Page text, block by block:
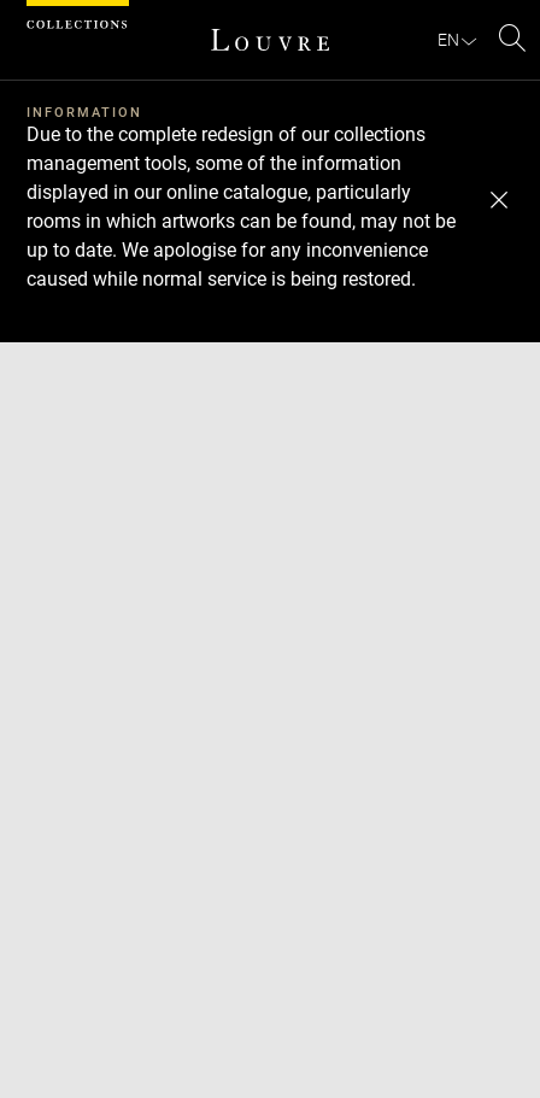
EN
INFORMATION
Due to the complete redesign of our collections
management tools, some of the information
displayed in our online catalogue, particularly
rooms in which artworks can be found, may not be
up to date. We apologise for any inconvenience
caused while normal service is being restored.
Download
Next
Previous
Cookies management panel